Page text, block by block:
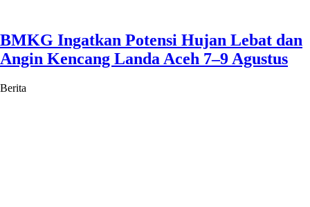
BMKG Ingatkan Potensi Hujan Lebat dan
Angin Kencang Landa Aceh 7–9 Agustus
Berita